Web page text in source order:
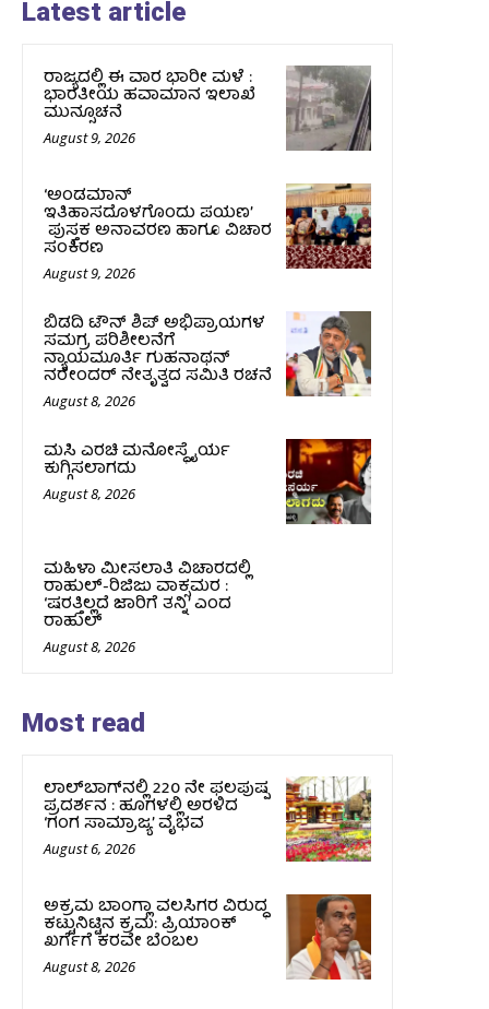
Latest article
ರಾಜ್ಯದಲ್ಲಿ ಈ ವಾರ ಭಾರೀ ಮಳೆ :
ಭಾರತೀಯ ಹವಾಮಾನ ಇಲಾಖೆ
ಮುನ್ಸೂಚನೆ
August 9, 2026
‘ಅಂಡಮಾನ್
ಇತಿಹಾಸದೊಳಗೊಂದು ಪಯಣ’
ಪುಸ್ತಕ ಅನಾವರಣ ಹಾಗೂ ವಿಚಾರ
ಸಂಕಿರಣ
August 9, 2026
ಬಿಡದಿ ಟೌನ್ ಶಿಪ್ ಅಭಿಪ್ರಾಯಗಳ
ಸಮಗ್ರ ಪರಿಶೀಲನೆಗೆ
ನ್ಯಾಯಮೂರ್ತಿ ಗುಹನಾಥನ್
ನರೇಂದರ್ ನೇತೃತ್ವದ ಸಮಿತಿ ರಚನೆ
August 8, 2026
ಮಸಿ ಎರಚಿ ಮನೋಸ್ಥೈರ್ಯ
ಕುಗ್ಗಿಸಲಾಗದು
August 8, 2026
ಮಹಿಳಾ ಮೀಸಲಾತಿ ವಿಚಾರದಲ್ಲಿ
ರಾಹುಲ್‌-ರಿಜಿಜು ವಾಕ್ಸಮರ :
‘ಷರತ್ತಿಲ್ಲದೆ ಜಾರಿಗೆ ತನ್ನಿ’ ಎಂದ
ರಾಹುಲ್‌
August 8, 2026
Most read
ಲಾಲ್‍ಬಾಗ್‍ನಲ್ಲಿ 220 ನೇ ಫಲಪುಷ್ಪ
ಪ್ರದರ್ಶನ : ಹೂಗಳಲ್ಲಿ ಅರಳಿದ
‘ಗಂಗ ಸಾಮ್ರಾಜ್ಯ’ ವೈಭವ
August 6, 2026
ಅಕ್ರಮ ಬಾಂಗ್ಲಾ ವಲಸಿಗರ ವಿರುದ್ಧ
ಕಟ್ಟುನಿಟ್ಟಿನ ಕ್ರಮ: ಪ್ರಿಯಾಂಕ್
ಖರ್ಗೆಗೆ ಕರವೇ ಬೆಂಬಲ
August 8, 2026